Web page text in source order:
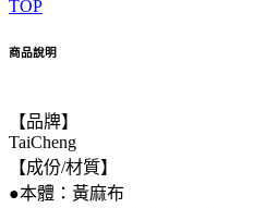
TOP
商品說明
【品牌】
TaiCheng
【成份/材質】
●本體：黃麻布